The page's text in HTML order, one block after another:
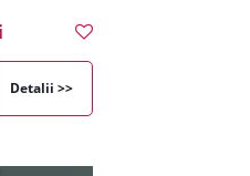
Detalii >>